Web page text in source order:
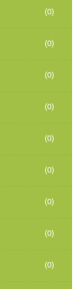
(0)
(0)
(0)
(0)
(0)
(0)
(0)
(0)
(0)